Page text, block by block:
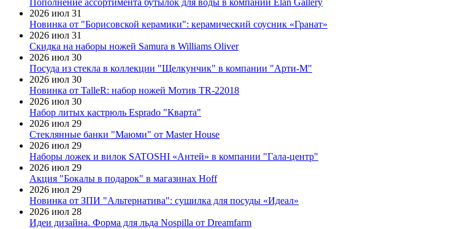
Пополнение ассортимента бутылок для воды в компании Elan Gallery
2026 июл 31
Новинка от "Борисовской керамики": керамический соусник «Гранат»
2026 июл 31
Скидка на наборы ножей Samura в Williams Oliver
2026 июл 30
Посуда из стекла в коллекции "Щелкунчик" в компании "Арти-М"
2026 июл 30
Новинка от TalleR: набор ножей Мотив TR-22018
2026 июл 30
Набор литых кастрюль Esprado "Кварта"
2026 июл 29
Стеклянные банки "Маюми" от Master House
2026 июл 29
Наборы ложек и вилок SATOSHI «Антей» в компании "Гала-центр"
2026 июл 29
Акция "Бокалы в подарок" в магазинах Hoff
2026 июл 29
Новинка от ЗПИ "Альтернатива": сушилка для посуды «Идеал»
2026 июл 28
Идеи дизайна. Форма для льда Nospilla от Dreamfarm